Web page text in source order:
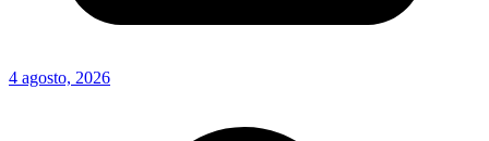
4 agosto, 2026